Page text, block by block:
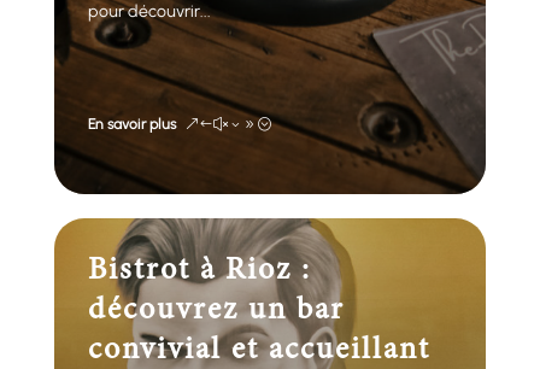
pour découvrir...
En savoir plus
Bistrot à Rioz :
découvrez un bar
convivial et accueillant